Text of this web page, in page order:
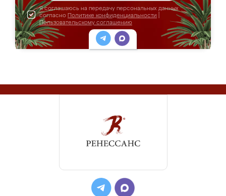
Я соглашаюсь на передачу персональных данных
согласно Политике конфиденциальности
Пользовательскому соглашению